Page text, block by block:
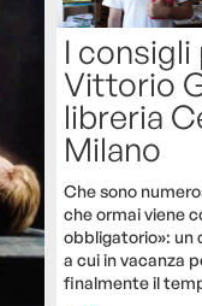
I consigli
Vittorio
libreria
Milano
Che sono
che ormai viene
obbligatorio»: un
a cui in vacanza
finalmente il